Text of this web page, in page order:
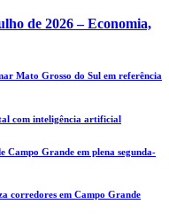
de 2026 – Economia,
Mato Grosso do Sul em referência
com inteligência artificial
Campo Grande em plena segunda-
corredores em Campo Grande